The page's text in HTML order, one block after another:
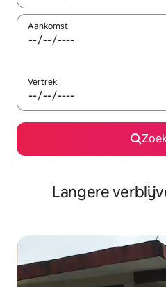
Aankomst
Vertrek
Langere